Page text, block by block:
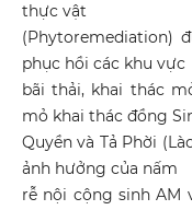
thực vật
(Phytoremediation)
phục hồi các khu vực
bãi thải, khai thác
mỏ khai thác đồng
Quyền và Tả Phời
ảnh hưởng của nấm
rễ nội cộng sinh AM